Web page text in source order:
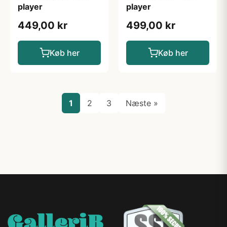
player
449,00 kr
Køb her
player
499,00 kr
Køb her
1 2 3 Næste »